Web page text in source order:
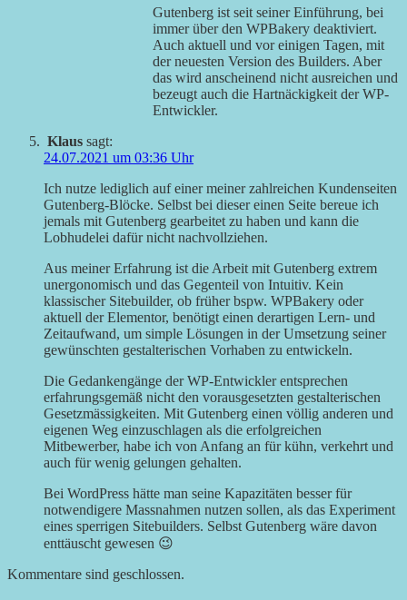
Gutenberg ist seit seiner Einführung, bei
immer über den WPBakery deaktiviert.
Auch aktuell und vor einigen Tagen, mit
der neuesten Version des Builders. Aber
das wird anscheinend nicht ausreichen und
bezeugt auch die Hartnäckigkeit der WP-
Entwickler.
Klaus sagt:
24.07.2021 um 03:36 Uhr
Ich nutze lediglich auf einer meiner zahlreichen Kundenseiten
Gutenberg-Blöcke. Selbst bei dieser einen Seite bereue ich
jemals mit Gutenberg gearbeitet zu haben und kann die
Lobhudelei dafür nicht nachvollziehen.
Aus meiner Erfahrung ist die Arbeit mit Gutenberg extrem
unergonomisch und das Gegenteil von Intuitiv. Kein
klassischer Sitebuilder, ob früher bspw. WPBakery oder
aktuell der Elementor, benötigt einen derartigen Lern- und
Zeitaufwand, um simple Lösungen in der Umsetzung seiner
gewünschten gestalterischen Vorhaben zu entwickeln.
Die Gedankengänge der WP-Entwickler entsprechen
erfahrungsgemäß nicht den vorausgesetzten gestalterischen
Gesetzmässigkeiten. Mit Gutenberg einen völlig anderen und
eigenen Weg einzuschlagen als die erfolgreichen
Mitbewerber, habe ich von Anfang an für kühn, verkehrt und
auch für wenig gelungen gehalten.
Bei WordPress hätte man seine Kapazitäten besser für
notwendigere Massnahmen nutzen sollen, als das Experiment
eines sperrigen Sitebuilders. Selbst Gutenberg wäre davon
enttäuscht gewesen 😉
Kommentare sind geschlossen.